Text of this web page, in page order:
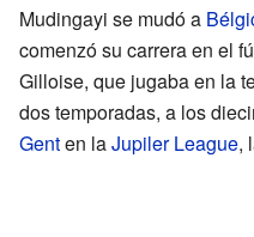
Mudingayi se mudó a
comenzó su carrera en el
Gilloise, que jugaba en la
dos temporadas, a los
Genten laJupiler League,